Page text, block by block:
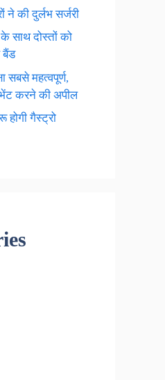
ने की दुर्लभ सर्जरी
साथ दोस्तों को
बैंड
सबसे महत्वपूर्ण,
करने की अपील
गैस्ट्रो